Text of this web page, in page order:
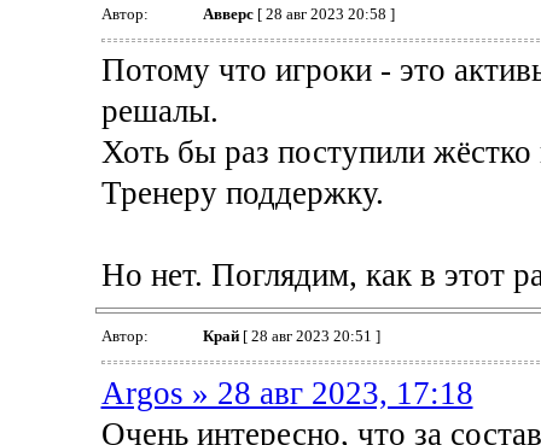
Автор: Авверс[ 28 авг 2023 20:58 ]
Потому что игроки - это
решалы.
Хоть бы раз поступили
Тренеру поддержку.
Но нет. Поглядим, как в этот
Автор: Край[ 28 авг 2023 20:51 ]
Argos » 28 авг 2023, 17:18
Очень интересно, что за